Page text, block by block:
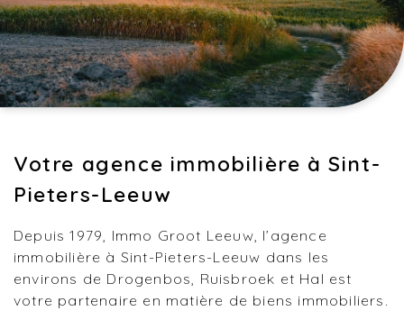
Votre agence immobilière à Sint-
Pieters-Leeuw
Depuis 1979, Immo Groot Leeuw, l’agence
immobilière à Sint-Pieters-Leeuw dans les
environs de Drogenbos, Ruisbroek et Hal est
votre partenaire en matière de biens immobiliers.